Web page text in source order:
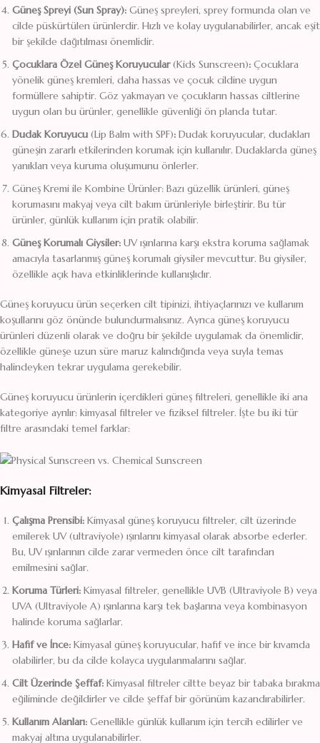
Güneş Spreyi (Sun Spray): Güneş spreyleri, sprey formunda olan ve
cilde püskürtülen ürünlerdir. Hızlı ve kolay uygulanabilirler, ancak eşit
bir şekilde dağıtılması önemlidir.
Çocuklara Özel Güneş Koruyucular(Kids Sunscreen): Çocuklara
yönelik güneş kremleri, daha hassas ve çocuk cildine uygun
formüllere sahiptir. Göz yakmayan ve çocukların hassas ciltlerine
uygun olan bu ürünler, genellikle güvenliği ön planda tutar.
Dudak Koruyucu (Lip Balm with SPF): Dudak koruyucular, dudakları
güneşin zararlı etkilerinden korumak için kullanılır. Dudaklarda güneş
yanıkları veya kuruma oluşumunu önlerler.
Güneş Kremi ile Kombine Ürünler: Bazı güzellik ürünleri, güneş
korumasını makyaj veya cilt bakım ürünleriyle birleştirir. Bu tür
ürünler, günlük kullanım için pratik olabilir.
Güneş Korumalı Giysiler: UV ışınlarına karşı ekstra koruma sağlamak
amacıyla tasarlanmış güneş korumalı giysiler mevcuttur. Bu giysiler,
özellikle açık hava etkinliklerinde kullanışlıdır.
Güneş koruyucu ürün seçerken cilt tipinizi, ihtiyaçlarınızı ve kullanım
koşullarını göz önünde bulundurmalısınız. Ayrıca güneş koruyucu
ürünleri düzenli olarak ve doğru bir şekilde uygulamak da önemlidir,
özellikle güneşe uzun süre maruz kalındığında veya suyla temas
halindeyken tekrar uygulama gerekebilir.
Güneş koruyucu ürünlerin içerdikleri güneş filtreleri, genellikle iki ana
kategoriye ayrılır: kimyasal filtreler ve fiziksel filtreler. İşte bu iki tür
filtre arasındaki temel farklar:
Kimyasal Filtreler:
Çalışma Prensibi: Kimyasal güneş koruyucu filtreler, cilt üzerinde
emilerek UV (ultraviyole) ışınlarını kimyasal olarak absorbe ederler.
Bu, UV ışınlarının cilde zarar vermeden önce cilt tarafından
emilmesini sağlar.
Koruma Türleri: Kimyasal filtreler, genellikle UVB (Ultraviyole B) veya
UVA (Ultraviyole A) ışınlarına karşı tek başlarına veya kombinasyon
halinde koruma sağlarlar.
Hafif ve İnce: Kimyasal güneş koruyucular, hafif ve ince bir kıvamda
olabilirler, bu da cilde kolayca uygulanmalarını sağlar.
Cilt Üzerinde Şeffaf: Kimyasal filtreler ciltte beyaz bir tabaka bırakma
eğiliminde değildirler ve cilde şeffaf bir görünüm kazandırabilirler.
Kullanım Alanları: Genellikle günlük kullanım için tercih edilirler ve
makyaj altına uygulanabilirler.